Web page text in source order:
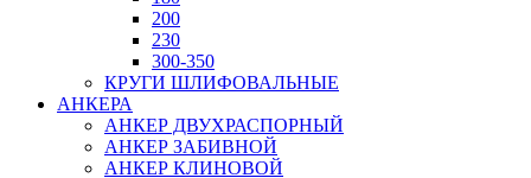
200
230
300-350
КРУГИ ШЛИФОВАЛЬНЫЕ
АНКЕРА
АНКЕР ДВУХРАСПОРНЫЙ
АНКЕР ЗАБИВНОЙ
АНКЕР КЛИНОВОЙ